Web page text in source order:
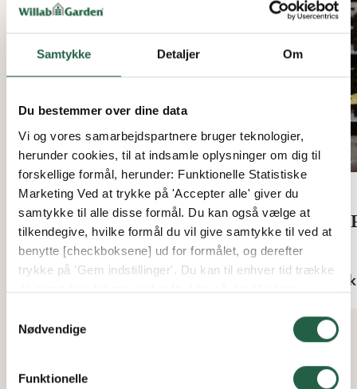
Samtykke Detaljer Om
Du bestemmer over dine data
Vi og vores samarbejdspartnere bruger teknologier,
herunder cookies, til at indsamle oplysninger om dig til
forskellige formål, herunder: Funktionelle Statistiske
Marketing Ved at trykke på 'Accepter alle' giver du
samtykke til alle disse formål. Du kan også vælge at
tilkendegive, hvilke formål du vil give samtykke til ved at
benytte [checkboksene] ud for formålet, og derefter
trykke på 'Gem indstillinger'. Du kan til enhver tid trække
dit samtykke tilbage ved at [trykke på det lille ikon
mere om vores brug af cookies og andre teknologier,
Nødvendige
Funktionelle
Nyhed
Kustgården Havmineral
Fra
79 kr. 92